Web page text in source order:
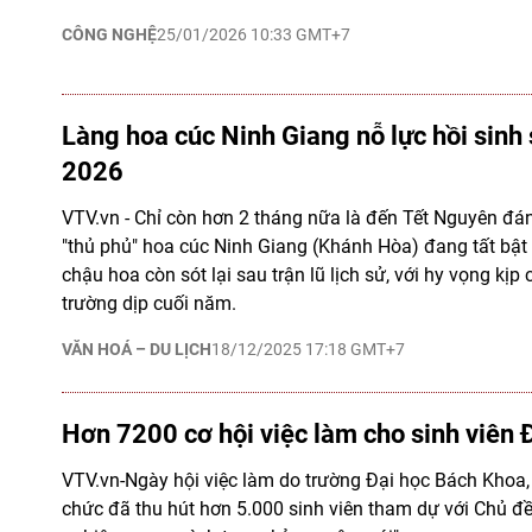
CÔNG NGHỆ25/01/2026 10:33 GMT+7
Làng hoa cúc Ninh Giang nỗ lực hồi sinh
2026
VĂN HOÁ – DU LỊCH18/12/2025 17:18 GMT+7
VTV.vn - Chỉ còn hơn 2 tháng nữa là đến Tết Nguyên
"thủ phủ" hoa cúc Ninh Giang (Khánh Hòa) đang tất
chậu hoa còn sót lại sau trận lũ lịch sử, với hy vọng kịp
trường dịp cuối năm.
Hơn 7200 cơ hội việc làm cho sinh viên
VTV.vn-Ngày hội việc làm do trường Đại học Bách
chức đã thu hút hơn 5.000 sinh viên tham dự với Chủ